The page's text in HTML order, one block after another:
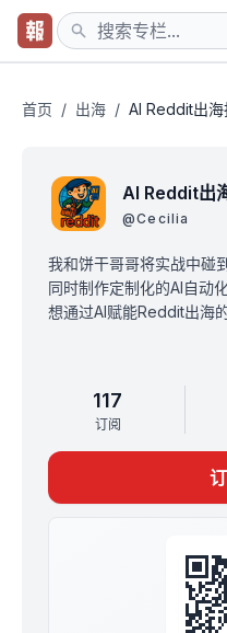
首页 / 出海 / AI Reddit出海
AI Reddit出
@Cecilia
我和饼干哥哥将实战中碰
同时制作定制化的AI自动
想通过AI赋能Reddit出海
Reddit工具应用、场景定
还会持续补充更多AI工具
购买后欢迎加入我们的AI
的伙伴一起交流案例心得
的Reddit出海之路更加高
V+CeciliaNGS，备注
117
订阅